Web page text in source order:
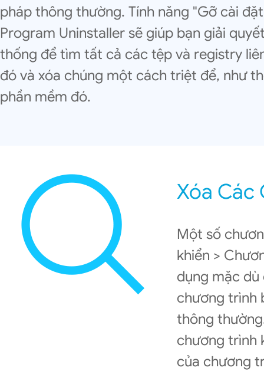
pháp thông thường. Tính năng "Gỡ cài
Program Uninstaller sẽ giúp bạn giải
thống để tìm tất cả các tệp và registry
đó và xóa chúng một cách triệt để, như
phần mềm đó.
Xóa Các
Một số
khiển >
dụng mặc
chương trình
thông
chương trình
của chương